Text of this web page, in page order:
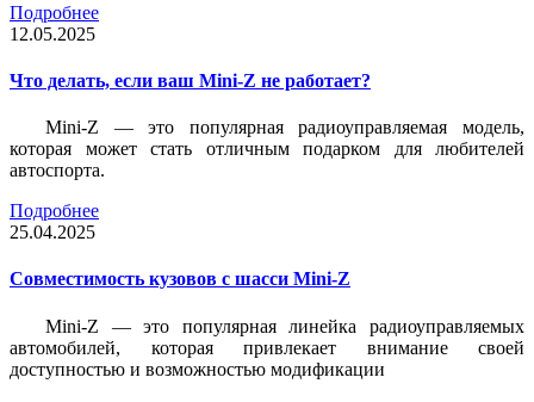
Подробнее
12.05.2025
Что делать, если ваш Mini-Z не работает?
Mini-Z — это популярная радиоуправляемая модель,
которая может стать отличным подарком для любителей
автоспорта.
Подробнее
25.04.2025
Совместимость кузовов с шасси Mini-Z
Mini-Z — это популярная линейка радиоуправляемых
автомобилей, которая привлекает внимание своей
доступностью и возможностью модификации